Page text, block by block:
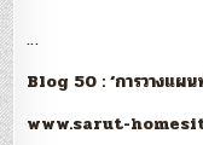
…
Blog 50 : ‘การวางแผ
www.sarut-